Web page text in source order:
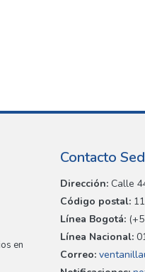
en
Contacto
Dirección: Calle
Código postal:
Línea Bogotá:
Línea Nacional:
Correo: